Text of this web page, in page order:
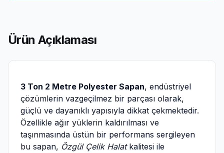
Ürün Açıklaması
3 Ton 2 Metre Polyester Sapan, endüstriyel
çözümlerin vazgeçilmez bir parçası olarak,
güçlü ve dayanıklı yapısıyla dikkat çekmektedir.
Özellikle ağır yüklerin kaldırılması ve
taşınmasında üstün bir performans sergileyen
bu sapan, Özgül Çelik Halatkalitesi ile